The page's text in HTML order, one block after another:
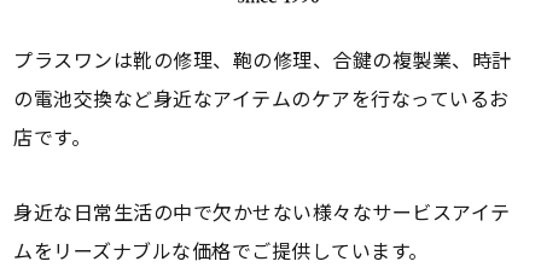
プラスワンは靴の修理、鞄の修理、合鍵の複製業、時計
の電池交換など身近なアイテムのケアを行なっているお
店です。
身近な日常生活の中で欠かせない様々なサービスアイテ
ムをリーズナブルな価格でご提供しています。